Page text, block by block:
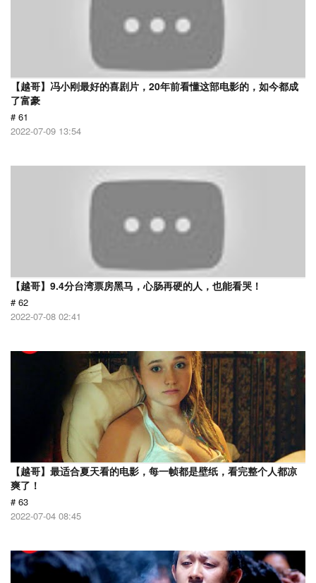
【越哥】冯小刚最好的喜剧片，20年前看懂这部电影的，如今都成
了富豪
# 61
2022-07-09 13:54
【越哥】9.4分台湾票房黑马，心肠再硬的人，也能看哭！
# 62
2022-07-08 02:41
【越哥】最适合夏天看的电影，每一帧都是壁纸，看完整个人都凉
爽了！
# 63
2022-07-04 08:45